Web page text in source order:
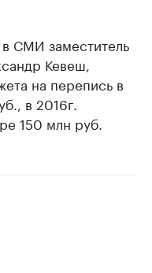
СМИ заместитель
Кевеш,
на перепись в
в 2016г.
150 млн руб.